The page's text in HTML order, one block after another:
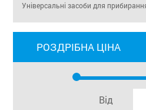
Універсальні засоби для
РОЗДРІБНА ЦІНА
Від